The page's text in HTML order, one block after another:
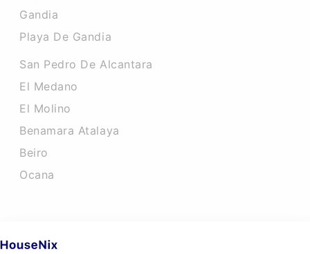
Gandia
Playa De Gandia
San Pedro De Alcantara
El Medano
El Molino
Benamara Atalaya
Beiro
Ocana